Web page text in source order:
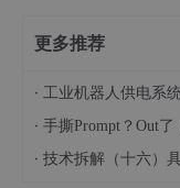
更多推荐
· 工业机器人供电系统设
· 手撕Prompt？Out了！
· 技术拆解（十六）具身智能